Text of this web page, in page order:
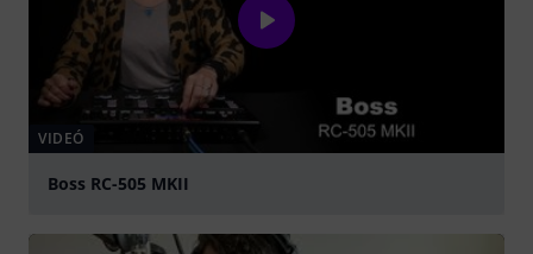
VIDEÓ
Boss RC-505 MKII